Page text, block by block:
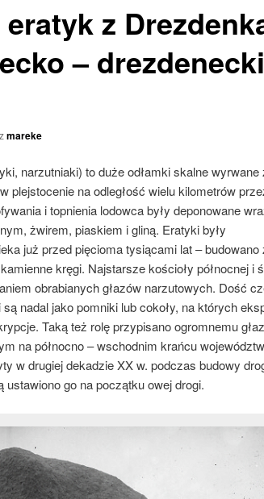
z
–
mareke
narzutniaki) to duże odłamki skalne wyrwane
plejstocenie na odległość wielu kilometrów
i topnienia lodowca były deponowane
żwirem, piaskiem i gliną. Eratyki były
już przed pięcioma tysiącami lat – budowano
kręgi. Najstarsze kościoły północnej i
obrabianych głazów narzutowych. Dość
nadal jako pomniki lub cokoły, na których
Taką też rolę przypisano ogromnemu
na północno – wschodnim krańcu
w drugiej dekadzie XX w. podczas budowy
go na początku owej drogi.